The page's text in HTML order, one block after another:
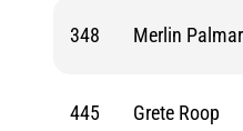
348 Merlin Palmar
445 Grete Roop